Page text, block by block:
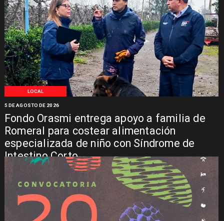
LOCAL
Fondo Orasmi entrega apoyo a familia de
Romeral para costear alimentación
especializada de niño con Síndrome de
Intestino Corto
5 DE AGOSTO DE 2026